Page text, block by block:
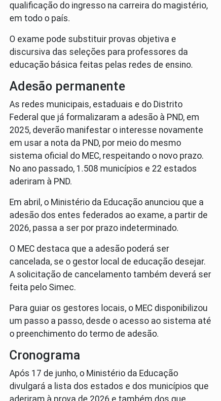
qualificação do ingresso na carreira do magistério,
em todo o país.
O exame pode substituir provas objetiva e
discursiva das seleções para professores da
educação básica feitas pelas redes de ensino.
Adesão permanente
As redes municipais, estaduais e do Distrito
Federal que já formalizaram a adesão à PND, em
2025, deverão manifestar o interesse novamente
em usar a nota da PND, por meio do mesmo
sistema oficial do MEC, respeitando o novo prazo.
No ano passado, 1.508 municípios e 22 estados
aderiram à PND.
Em abril, o Ministério da Educação anunciou que a
adesão dos entes federados ao exame, a partir de
2026, passa a ser por prazo indeterminado.
O MEC destaca que a adesão poderá ser
cancelada, se o gestor local de educação desejar.
A solicitação de cancelamento também deverá ser
feita pelo Simec.
Para guiar os gestores locais, o MEC disponibilizou
um passo a passo, desde o acesso ao sistema até
o preenchimento do termo de adesão.
Cronograma
Após 17 de junho, o Ministério da Educação
divulgará a lista dos estados e dos municípios que